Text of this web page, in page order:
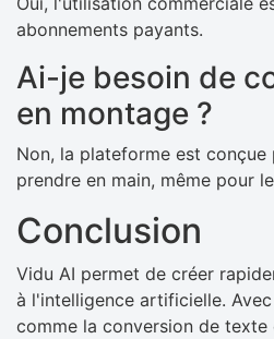
abonnements payants.
Ai-je besoin de
en montage ?
Non, la plateforme est
prendre en main, même pour
Conclusion
Vidu AI permet de créer
à l'intelligence artificielle.
comme la conversion de